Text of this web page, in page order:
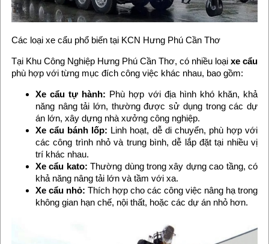
Các loại xe cẩu phổ biến tại KCN Hưng Phú Cần Thơ
Tại Khu Công Nghiệp Hưng Phú Cần Thơ, có nhiều loạixe cẩu
phù hợp với từng mục đích công việc khác nhau, bao gồm:
Xe cẩu tự hành: Phù hợp với địa hình khó khăn, khả
năng nâng tải lớn, thường được sử dụng trong các dự
án lớn, xây dựng nhà xưởng công nghiệp.
Xe cẩu bánh lốp: Linh hoạt, dễ di chuyển, phù hợp với
các công trình nhỏ và trung bình, dễ lắp đặt tại nhiều vị
trí khác nhau.
Xe cẩu kato: Thường dùng trong xây dựng cao tầng, có
khả năng nâng tải lớn và tầm với xa.
Xe cẩu nhỏ: Thích hợp cho các công việc nâng hạ trong
không gian hạn chế, nội thất, hoặc các dự án nhỏ hơn.